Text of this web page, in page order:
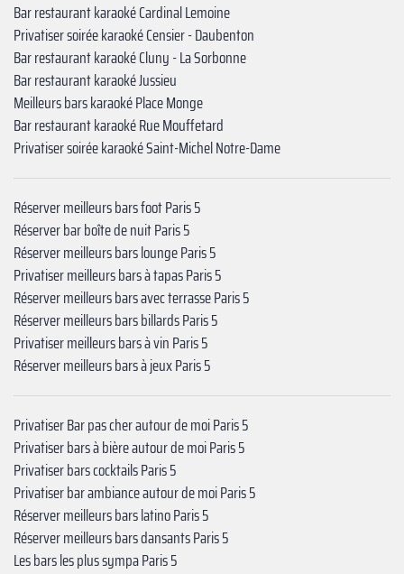
Bar restaurant karaoké Cardinal Lemoine
Privatiser soirée karaoké Censier - Daubenton‍
Bar restaurant karaoké Cluny - La Sorbonne
Bar restaurant karaoké Jussieu‍
Meilleurs bars karaoké Place Monge
Bar restaurant karaoké Rue Mouffetard
Privatiser soirée karaoké Saint-Michel Notre-Dame
Réserver meilleurs bars foot Paris 5
Réserver bar boîte de nuit Paris 5
Réserver meilleurs bars lounge Paris 5
Privatiser meilleurs bars à tapas Paris 5
Réserver meilleurs bars avec terrasse Paris 5
Réserver meilleurs bars billards Paris 5
Privatiser meilleurs bars à vin Paris 5
Réserver meilleurs bars à jeux Paris 5
Privatiser Bar pas cher autour de moi Paris 5
Privatiser bars à bière autour de moi Paris 5
Privatiser bars cocktails Paris 5
Privatiser bar ambiance autour de moi Paris 5
Réserver meilleurs bars latino Paris 5
Réserver meilleurs bars dansants Paris 5
Les bars les plus sympa Paris 5